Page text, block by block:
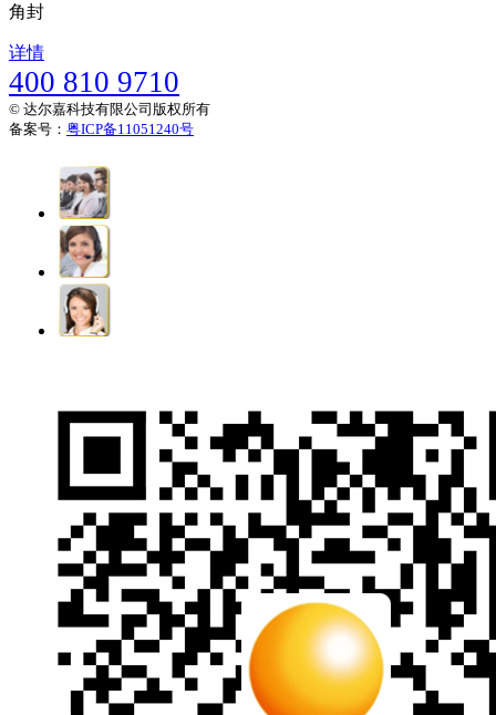
角封
详情
400 810 9710
© 达尔嘉科技有限公司版权所有
备案号： 粤ICP备11051240号